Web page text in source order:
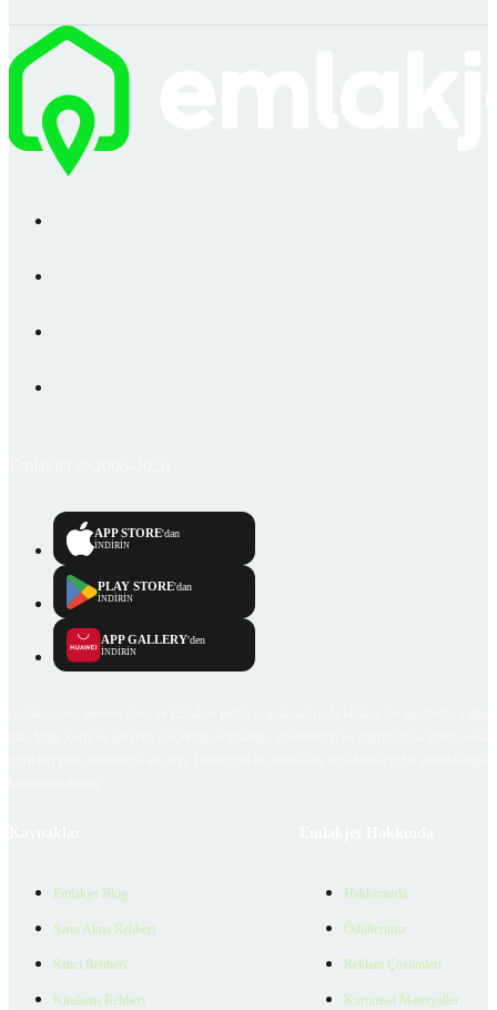
APP STORE'dan
İNDİRİN
PLAY STORE'dan
İNDİRİN
APP GALLERY'den
İNDİRİN
Emlakjet Blog
Satın Alma Rehberi
Satıcı Rehberi
Kiralama Rehberi
Hakkımızda
Ödüllerimiz
Reklam Çözümleri
Kurumsal Materyaller